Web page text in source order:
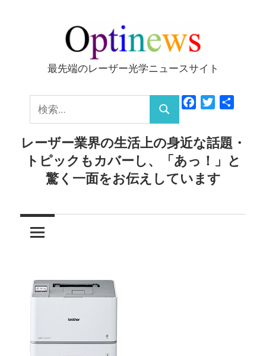
ッ
Optinews
最先端のレーザー光学ニュースサイト
索:
検
索
FacebookTwitter
レーザー業界の生活上の身近な話題・
トピックもカバーし、「あっ！」と
驚く一面をお伝えしています